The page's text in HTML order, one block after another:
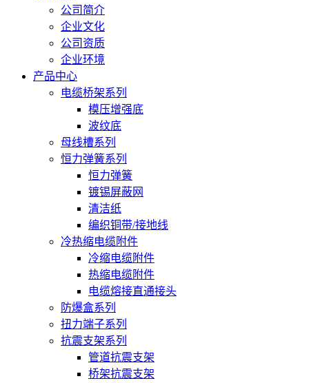
公司简介
企业文化
公司资质
企业环境
产品中心
电缆桥架系列
模压增强底
波纹底
母线槽系列
恒力弹簧系列
恒力弹簧
镀锡屏蔽网
清洁纸
编织铜带/接地线
冷热缩电缆附件
冷缩电缆附件
热缩电缆附件
电缆熔接直通接头
防爆盒系列
扭力端子系列
抗震支架系列
管道抗震支架
桥架抗震支架